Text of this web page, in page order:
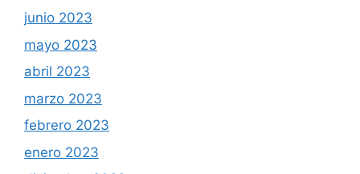
junio 2023
mayo 2023
abril 2023
marzo 2023
febrero 2023
enero 2023